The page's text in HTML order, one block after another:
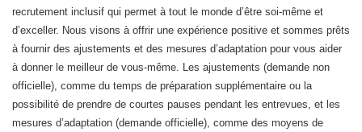
recrutement inclusif qui permet à tout le monde d’être soi-même et
d’exceller. Nous visons à offrir une expérience positive et sommes prêts
à fournir des ajustements et des mesures d’adaptation pour vous aider
à donner le meilleur de vous-même. Les ajustements (demande non
officielle), comme du temps de préparation supplémentaire ou la
possibilité de prendre de courtes pauses pendant les entrevues, et les
mesures d’adaptation (demande officielle), comme des moyens de